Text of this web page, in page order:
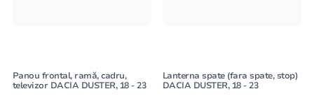
Panou frontal, ramă, cadru,
televizor DACIA DUSTER, 18 - 23
Lanterna spate (fara spate, stop)
DACIA DUSTER, 18 - 23